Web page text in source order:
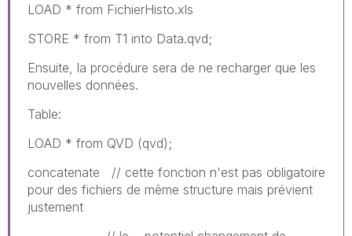
LOAD * from FichierHisto.xls
STORE * from T1 into Data.qvd;
Ensuite, la procédure sera de ne recharger que les
nouvelles données.
Table:
LOAD * from QVD (qvd);
concatenate // cette fonction n'est pas obligatoire
pour des fichiers de même structure mais prévient
justement